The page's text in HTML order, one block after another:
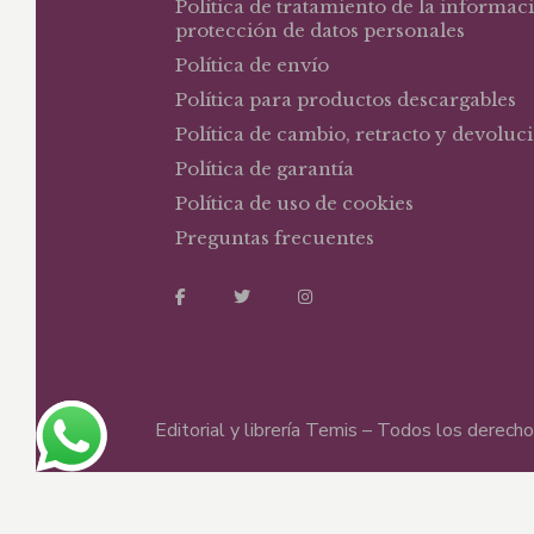
Política de tratamiento de la
protección de datos personales
Política de envío
Política para productos descargables
Política de cambio, retracto y
Política de garantía
Política de uso de cookies
Preguntas frecuentes
Editorial y librería Temis – Todos los